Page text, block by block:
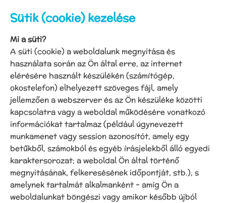
Sütik (cookie) kezelése
Mi a süti?
A süti (cookie) a weboldalunk megnyitása és
használata során az Ön által erre, az internet
elérésére használt készülékén (számítógép,
okostelefon) elhelyezett szöveges fájl, amely
jellemzően a webszerver és az Ön készüléke közötti
kapcsolatra vagy a weboldal működésére vonatkozó
információkat tartalmaz (például úgynevezett
munkamenet vagy session azonosítót, amely egy
betűkből, számokból és egyéb írásjelekből álló egyedi
karaktersorozat; a weboldal Ön által történő
megnyitásának, felkeresésének időpontját, stb.), s
amelynek tartalmát alkalmanként – amíg Ön a
weboldalunkat böngészi vagy amikor később újból